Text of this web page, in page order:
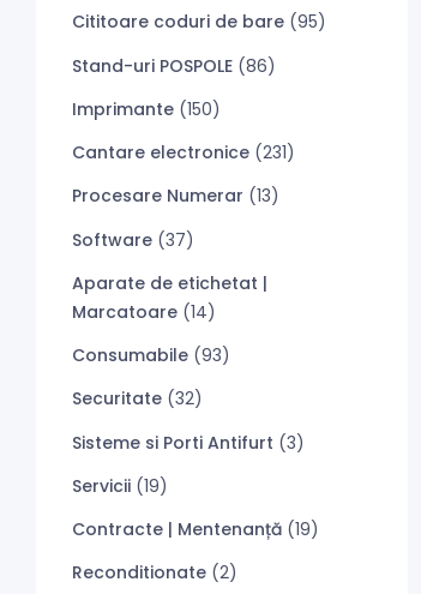
Cititoare coduri de bare (95)
Stand-uri POSPOLE (86)
Imprimante (150)
Cantare electronice (231)
Procesare Numerar (13)
Software (37)
Aparate de etichetat |
Marcatoare (14)
Consumabile (93)
Securitate (32)
Sisteme si Porti Antifurt (3)
Servicii (19)
Contracte | Mentenanță (19)
Reconditionate (2)